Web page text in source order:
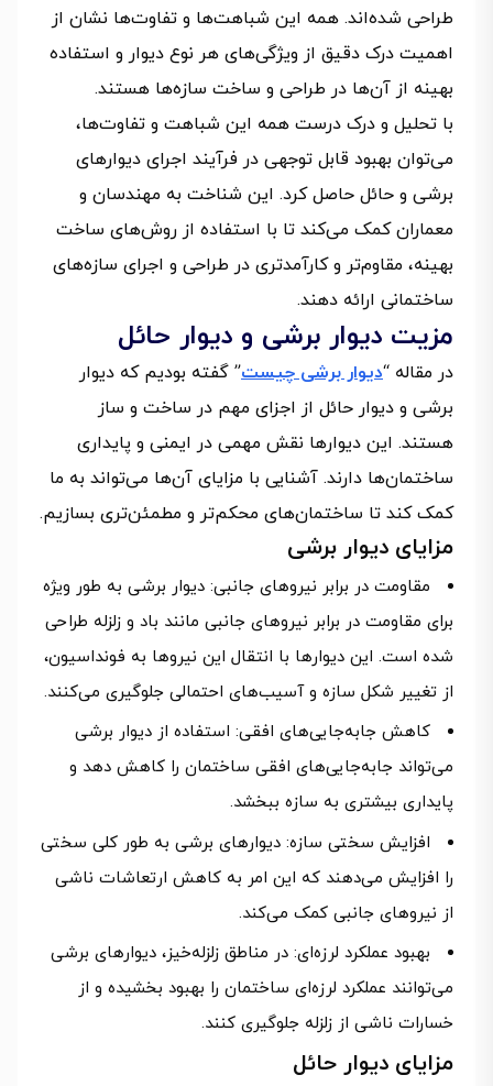
طراحی شده‌اند. همه این شباهت‌ها و تفاوت‌ها نشان از
اهمیت درک دقیق از ویژگی‌های هر نوع دیوار و استفاده
بهینه از آن‌ها در طراحی و ساخت سازه‌ها هستند.
با تحلیل و درک درست همه این شباهت‌ و تفاوت‌ها،
می‌توان بهبود قابل توجهی در فرآیند اجرای دیوارهای
برشی و حائل حاصل کرد. این شناخت به مهندسان و
معماران کمک می‌کند تا با استفاده از روش‌های ساخت
بهینه، مقاوم‌تر و کارآمدتری در طراحی و اجرای سازه‌های
ساختمانی ارائه دهند.
مزیت دیوار برشی و دیوار حائل
در مقاله “دیوار برشی چیست” گفته بودیم که دیوار
برشی و دیوار حائل از اجزای مهم در ساخت و ساز
هستند. این دیوارها نقش مهمی در ایمنی و پایداری
ساختمان‌ها دارند. آشنایی با مزایای آن‌ها می‌تواند به ما
کمک کند تا ساختمان‌های محکم‌تر و مطمئن‌تری بسازیم.
مزایای دیوار برشی
مقاومت در برابر نیروهای جانبی: دیوار برشی به طور ویژه
برای مقاومت در برابر نیروهای جانبی مانند باد و زلزله طراحی
شده است. این دیوارها با انتقال این نیروها به فونداسیون،
از تغییر شکل سازه و آسیب‌های احتمالی جلوگیری می‌کنند.
کاهش جابه‌جایی‌های افقی: استفاده از دیوار برشی
می‌تواند جابه‌جایی‌های افقی ساختمان را کاهش دهد و
پایداری بیشتری به سازه ببخشد.
افزایش سختی سازه: دیوارهای برشی به طور کلی سختی
را افزایش می‌دهند که این امر به کاهش ارتعاشات ناشی
از نیروهای جانبی کمک می‌کند.
بهبود عملکرد لرزه‌ای: در مناطق زلزله‌خیز، دیوارهای برشی
می‌توانند عملکرد لرزه‌ای ساختمان را بهبود بخشیده و از
خسارات ناشی از زلزله جلوگیری کنند.
مزایای دیوار حائل